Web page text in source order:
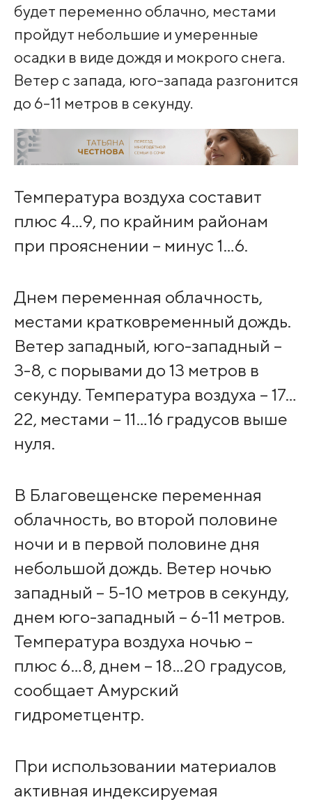
будет переменно облачно, местами
пройдут небольшие и умеренные
осадки в виде дождя и мокрого снега.
Ветер с запада, юго-запада разгонится
до 6-11 метров в секунду.
Температура воздуха составит
плюс 4…9, по крайним районам
при прояснении – минус 1…6.
Днем переменная облачность,
местами кратковременный дождь.
Ветер западный, юго-западный –
3-8, с порывами до 13 метров в
секунду. Температура воздуха – 17…
22, местами – 11…16 градусов выше
нуля.
В Благовещенске переменная
облачность, во второй половине
ночи и в первой половине дня
небольшой дождь. Ветер ночью
западный – 5-10 метров в секунду,
днем юго-западный – 6-11 метров.
Температура воздуха ночью –
плюс 6…8, днем – 18…20 градусов,
сообщает Амурский
гидрометцентр.
При использовании материалов
активная индексируемая